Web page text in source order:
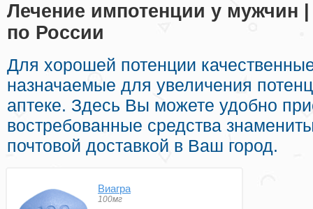
Лечение импотенции у мужчин
по России
Для хорошей потенции
назначаемые для увеличения
аптеке. Здесь Вы можете удобно
востребованные средства
почтовой доставкой в Ваш город.
Виагра
100мг